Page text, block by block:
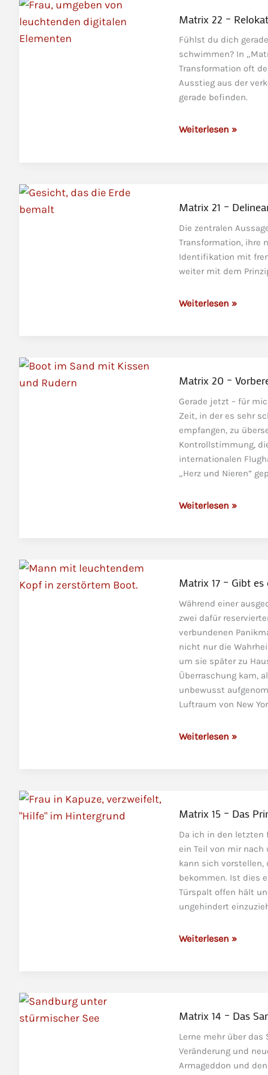
der
Matrix
Matrix 22 –
Fühlst du dich
schwimmen? In
Transformation oft
Ausstieg aus der
gerade befinden.
Matrix
die
die
ein
Weiterlesen »
Matrix 21 –
Die zentralen
Transformation, ihre
Identifikation mit
weiter mit dem
Matrix
Realität
Weiterlesen »
Matrix 20 –
Gerade jetzt – für
Zeit, in der es sehr
empfangen, zu
Kontrollstimmung,
internationalen
„Herz und Nieren”
Matrix
den
Weiterlesen »
Matrix 17 – Gibt
Während einer
zwei dafür
verbundenen
nicht nur die
um sie später zu
Überraschung kam,
unbewusst
Luftraum von New
Matrix
einen
Weiterlesen »
Matrix 15 – Das
Da ich in den letzten
ein Teil von mir nach
kann sich vorstellen,
bekommen. Ist dies
Türspalt offen hält
ungehindert
Matrix
des
Kindes
Weiterlesen »
Matrix 14 – Das
Lerne mehr über
Veränderung und
Armageddon und